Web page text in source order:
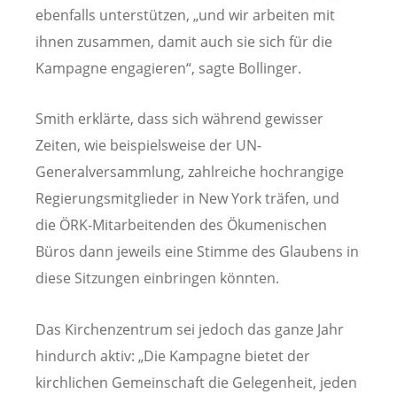
ebenfalls unterstützen, „und wir arbeiten mit
ihnen zusammen, damit auch sie sich für die
Kampagne engagieren“, sagte Bollinger.
Smith erklärte, dass sich während gewisser
Zeiten, wie beispielsweise der UN-
Generalversammlung, zahlreiche hochrangige
Regierungsmitglieder in New York träfen, und
die ÖRK-Mitarbeitenden des Ökumenischen
Büros dann jeweils eine Stimme des Glaubens in
diese Sitzungen einbringen könnten.
Das Kirchenzentrum sei jedoch das ganze Jahr
hindurch aktiv: „Die Kampagne bietet der
kirchlichen Gemeinschaft die Gelegenheit, jeden